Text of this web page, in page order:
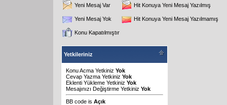
Yeni Mesaj Var Hit Konuya Yeni Mesaj Yazılmış
Yeni Mesaj Yok Hit Konuya Yeni Mesaj Yazılmamış
Konu Kapatılmıştır
Yetkileriniz
Konu Acma Yetkiniz Yok
Cevap Yazma Yetkiniz Yok
Eklenti Yükleme Yetkiniz Yok
Mesajınızı Değiştirme Yetkiniz Yok
BB code is Açık